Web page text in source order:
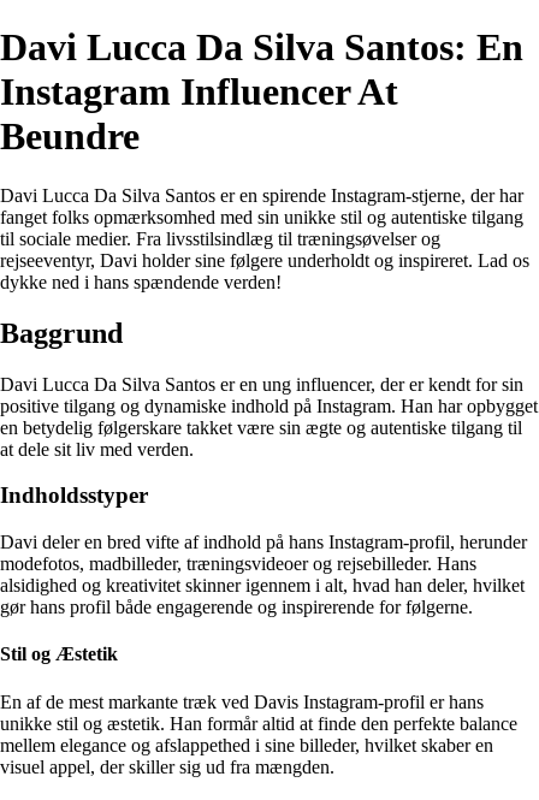
Davi Lucca Da Silva Santos: En
Instagram Influencer At
Beundre
Davi Lucca Da Silva Santos er en spirende Instagram-stjerne, der har
fanget folks opmærksomhed med sin unikke stil og autentiske tilgang
til sociale medier. Fra livsstilsindlæg til træningsøvelser og
rejseeventyr, Davi holder sine følgere underholdt og inspireret. Lad os
dykke ned i hans spændende verden!
Baggrund
Davi Lucca Da Silva Santos er en ung influencer, der er kendt for sin
positive tilgang og dynamiske indhold på Instagram. Han har opbygget
en betydelig følgerskare takket være sin ægte og autentiske tilgang til
at dele sit liv med verden.
Indholdsstyper
Davi deler en bred vifte af indhold på hans Instagram-profil, herunder
modefotos, madbilleder, træningsvideoer og rejsebilleder. Hans
alsidighed og kreativitet skinner igennem i alt, hvad han deler, hvilket
gør hans profil både engagerende og inspirerende for følgerne.
Stil og Æstetik
En af de mest markante træk ved Davis Instagram-profil er hans
unikke stil og æstetik. Han formår altid at finde den perfekte balance
mellem elegance og afslappethed i sine billeder, hvilket skaber en
visuel appel, der skiller sig ud fra mængden.